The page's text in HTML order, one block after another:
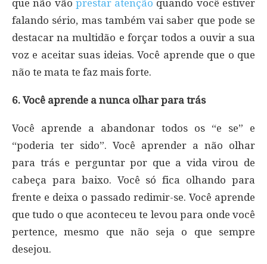
que não vão prestar atenção quando você estiver
falando sério, mas também vai saber que pode se
destacar na multidão e forçar todos a ouvir a sua
voz e aceitar suas ideias. Você aprende que o que
não te mata te faz mais forte.
6. Você aprende a nunca olhar para trás
Você aprende a abandonar todos os “e se” e
“poderia ter sido”. Você aprender a não olhar
para trás e perguntar por que a vida virou de
cabeça para baixo. Você só fica olhando para
frente e deixa o passado redimir-se. Você aprende
que tudo o que aconteceu te levou para onde você
pertence, mesmo que não seja o que sempre
desejou.